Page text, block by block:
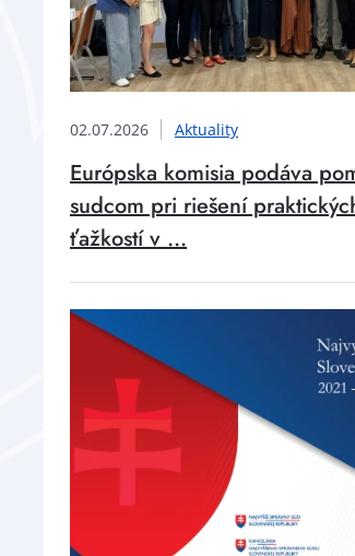
02.07.2026 Aktuality
Európska komisia podáva
sudcom pri riešení
ťažkostí v ...